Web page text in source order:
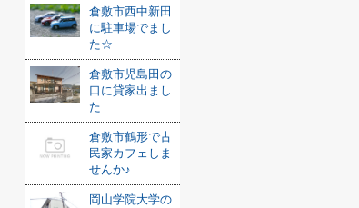
倉敷市西中新田
に駐車場でまし
た☆
倉敷市児島田の
口に貸家出まし
た
倉敷市鶴形で古
民家カフェしま
せんか♪
岡山学院大学の